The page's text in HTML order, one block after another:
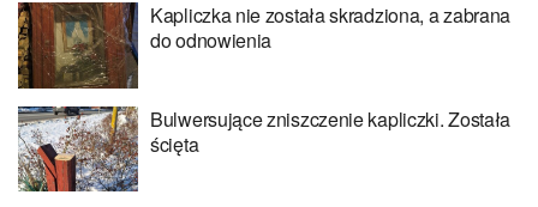
Kapliczka nie została skradziona, a zabrana
do odnowienia
Bulwersujące zniszczenie kapliczki. Została
ścięta